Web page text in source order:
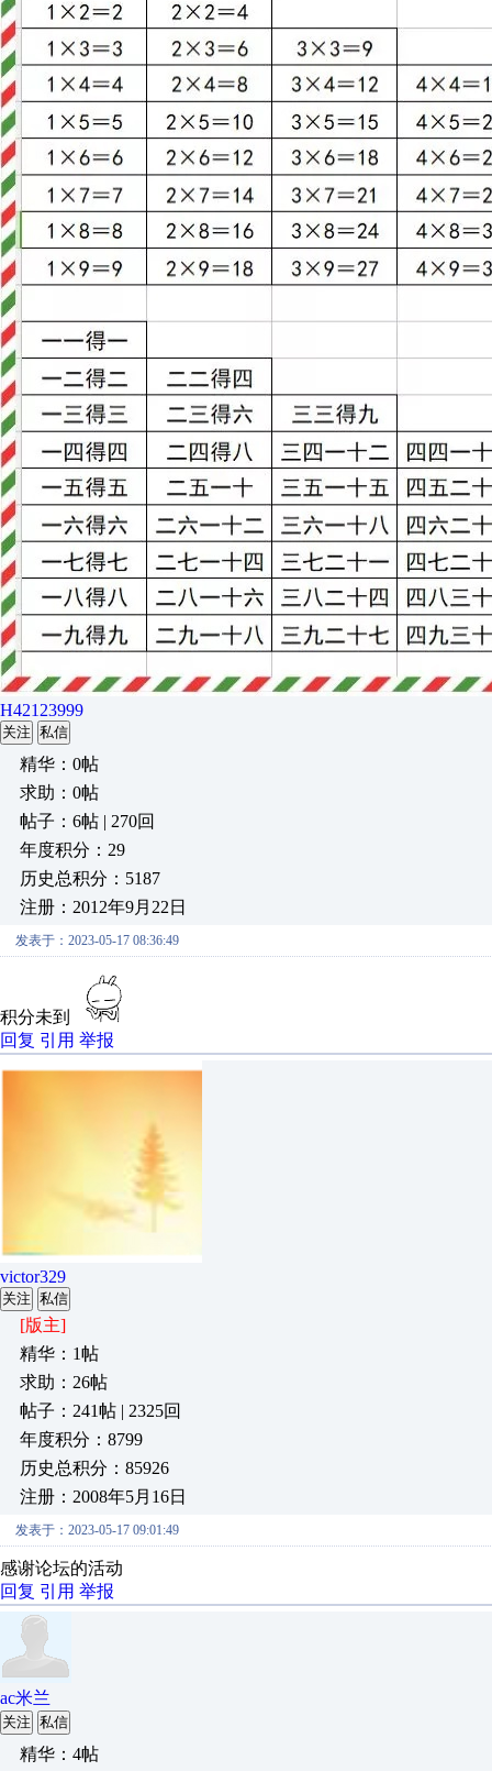
H42123999
关注 私信
精华：0帖
求助：0帖
帖子：6帖 | 270回
年度积分：29
历史总积分：5187
注册：2012年9月22日
发表于：2023-05-17 08:36:49
积分未到
回复 引用 举报
victor329
关注 私信
[版主]
精华：1帖
求助：26帖
帖子：241帖 | 2325回
年度积分：8799
历史总积分：85926
注册：2008年5月16日
发表于：2023-05-17 09:01:49
感谢论坛的活动
回复 引用 举报
ac米兰
关注 私信
精华：4帖